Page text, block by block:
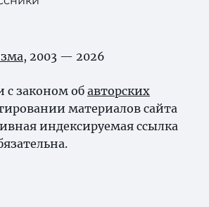
, 2003 — 2026
с законом об авторских
материалов сайта
индексируемая ссылка